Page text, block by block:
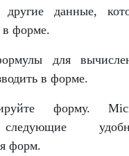
данные,
в форме.
для
в форме.
форму.
следующие
форм.